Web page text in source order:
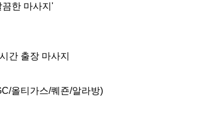
한 마사지'
간 출장 마사지
올티가스/퀘죤/알라방)